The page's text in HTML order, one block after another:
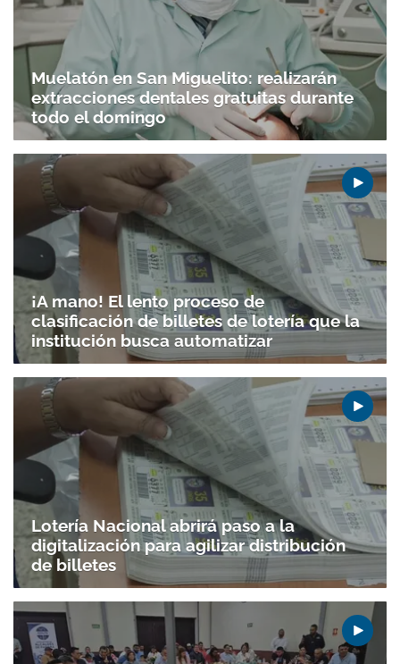
Muelatón en San Miguelito: realizarán
extracciones dentales gratuitas durante
todo el domingo
¡A mano! El lento proceso de
clasificación de billetes de lotería que la
institución busca automatizar
Lotería Nacional abrirá paso a la
digitalización para agilizar distribución
de billetes